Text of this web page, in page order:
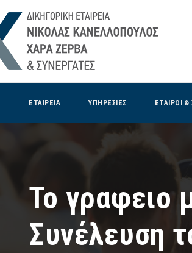
ΕΤΑΙΡΕΙΑ ΥΠΗΡΕΣΙΕΣ ΕΤΑΙΡΟΙ
Το γραφειο
Συνέλευση